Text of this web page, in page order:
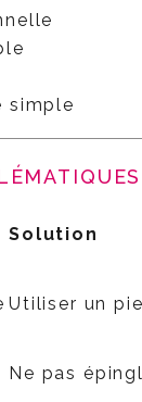
simple
Solution
Utiliser un
Ne pas